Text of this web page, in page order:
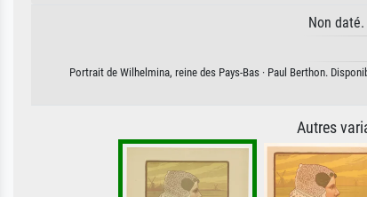
Non
Portrait de Wilhelmina, reine des Pays-Bas · Paul Berthon.
Autres